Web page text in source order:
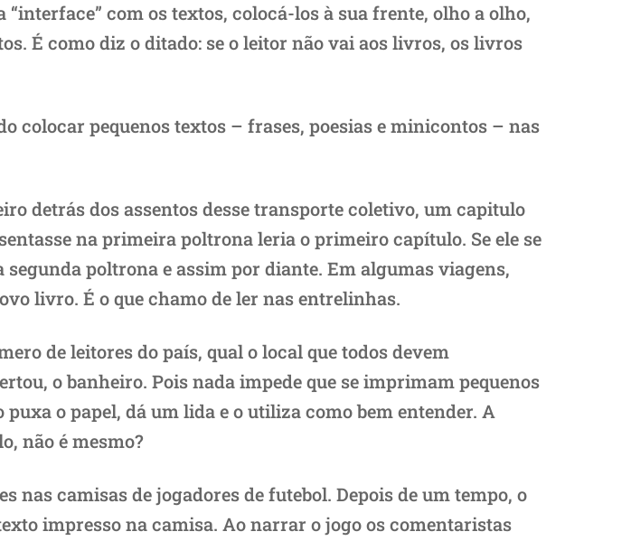
com os textos, colocá-los à sua frente, olho a olho,
É como diz o ditado: se o leitor não vai aos livros, os livros
colocar pequenos textos – frases, poesias e minicontos – nas
detrás dos assentos desse transporte coletivo, um capitulo
na primeira poltrona leria o primeiro capítulo. Se ele se
poltrona e assim por diante. Em algumas viagens,
livro. É o que chamo de ler nas entrelinhas.
de leitores do país, qual o local que todos devem
o banheiro. Pois nada impede que se imprimam pequenos
o papel, dá um lida e o utiliza como bem entender. A
não é mesmo?
camisas de jogadores de futebol. Depois de um tempo, o
impresso na camisa. Ao narrar o jogo os comentaristas